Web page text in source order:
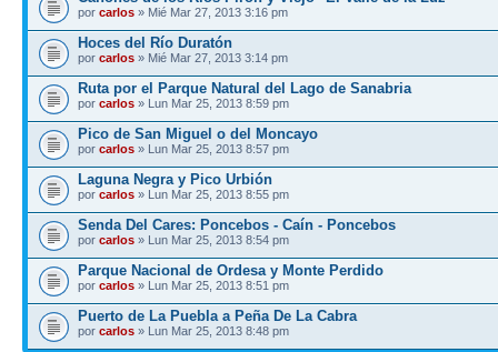
por carlos » Mié Mar 27, 2013 3:16 pm
Hoces del Río Duratón
por carlos » Mié Mar 27, 2013 3:14 pm
Ruta por el Parque Natural del Lago de Sanabria
por carlos » Lun Mar 25, 2013 8:59 pm
Pico de San Miguel o del Moncayo
por carlos » Lun Mar 25, 2013 8:57 pm
Laguna Negra y Pico Urbión
por carlos » Lun Mar 25, 2013 8:55 pm
Senda Del Cares: Poncebos - Caín - Poncebos
por carlos » Lun Mar 25, 2013 8:54 pm
Parque Nacional de Ordesa y Monte Perdido
por carlos » Lun Mar 25, 2013 8:51 pm
Puerto de La Puebla a Peña De La Cabra
por carlos » Lun Mar 25, 2013 8:48 pm